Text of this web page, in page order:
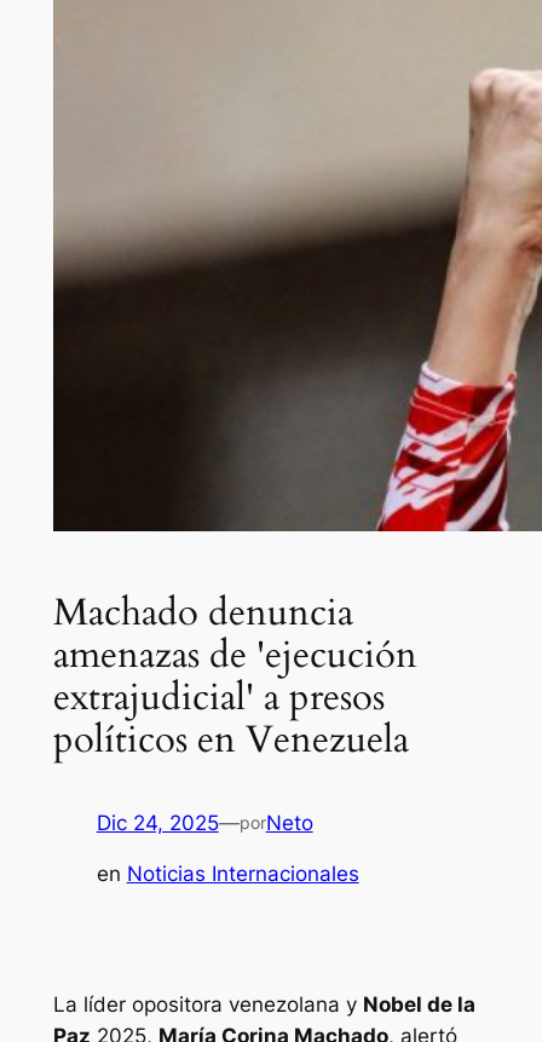
Machado denuncia
amenazas de 'ejecución
extrajudicial' a presos
políticos en Venezuela
Dic 24, 2025—porNeto
en Noticias Internacionales
La líder opositora venezolana y Nobel de la
Paz 2025, María Corina Machado, alertó